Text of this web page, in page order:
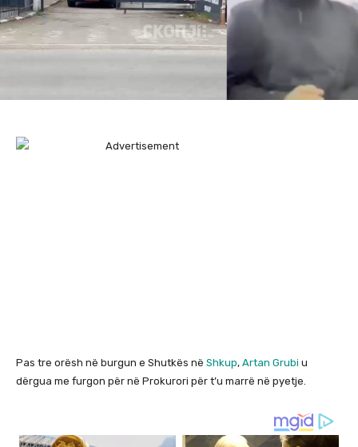
Pas tre orësh në burgun e Shutkës në Shkup, Artan Grubi u
dërgua me furgon për në Prokurori për t’u marrë në pyetje.